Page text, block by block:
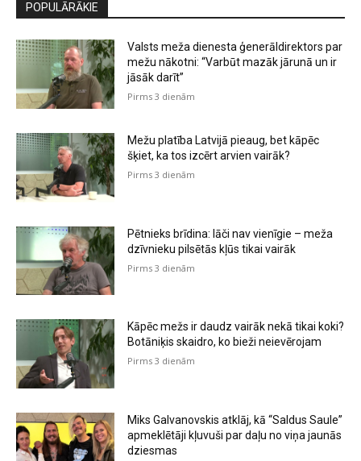
POPULĀRĀKIE
Valsts meža dienesta ģenerāldirektors par
mežu nākotni: “Varbūt mazāk jārunā un ir
jāsāk darīt”
Pirms 3 dienām
Mežu platība Latvijā pieaug, bet kāpēc
šķiet, ka tos izcērt arvien vairāk?
Pirms 3 dienām
Pētnieks brīdina: lāči nav vienīgie – meža
dzīvnieku pilsētās kļūs tikai vairāk
Pirms 3 dienām
Kāpēc mežs ir daudz vairāk nekā tikai koki?
Botāniķis skaidro, ko bieži neievērojam
Pirms 3 dienām
Miks Galvanovskis atklāj, kā “Saldus Saule”
apmeklētāji kļuvuši par daļu no viņa jaunās
dziesmas